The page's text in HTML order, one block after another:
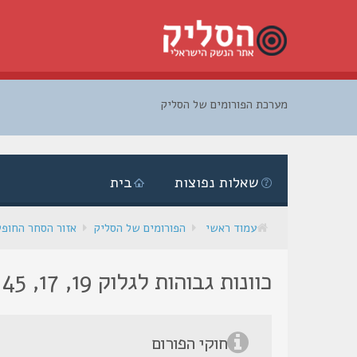
מערכת הפורומים של הסליק
בית שאלות נפוצות
עמוד ראשי הפורומים של הסליק אזור הסחר
כוונות גבוהות לגלוק 19, 17, 45
חוקי הפורום